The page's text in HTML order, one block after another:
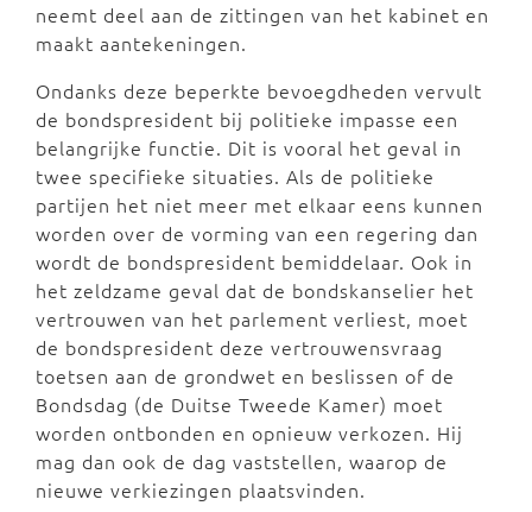
neemt deel aan de zittingen van het kabinet en
maakt aantekeningen.
Ondanks deze beperkte bevoegdheden vervult
de bondspresident bij politieke impasse een
belangrijke functie. Dit is vooral het geval in
twee specifieke situaties. Als de politieke
partijen het niet meer met elkaar eens kunnen
worden over de vorming van een regering dan
wordt de bondspresident bemiddelaar. Ook in
het zeldzame geval dat de bondskanselier het
vertrouwen van het parlement verliest, moet
de bondspresident deze vertrouwensvraag
toetsen aan de grondwet en beslissen of de
Bondsdag (de Duitse Tweede Kamer) moet
worden ontbonden en opnieuw verkozen. Hij
mag dan ook de dag vaststellen, waarop de
nieuwe verkiezingen plaatsvinden.